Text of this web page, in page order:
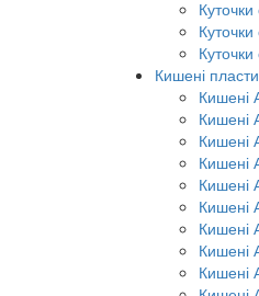
Кишені
Кишені
Кишені
Кишені
Кишені
Кишені
Кишені
Кишені
Кишені
Кишені